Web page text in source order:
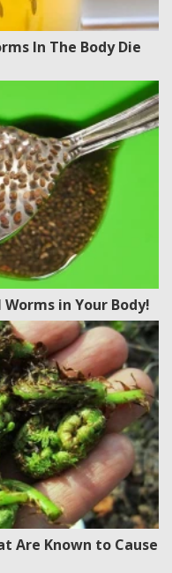
In The Body Die
in Your Body!
Are Known to Cause